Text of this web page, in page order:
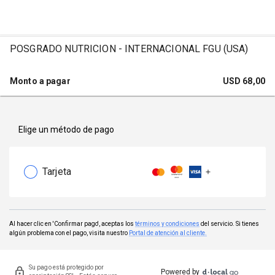
POSGRADO NUTRICION - INTERNACIONAL FGU (USA)
Monto a pagar USD 68,00
Elige un método de pago
Tarjeta
Al hacer clic en 'Confirmar pago', aceptas los términos y condiciones del servicio. Si tienes
algún problema con el pago, visita nuestro Portal de atención al cliente.
Su pago está protegido por
Powered by